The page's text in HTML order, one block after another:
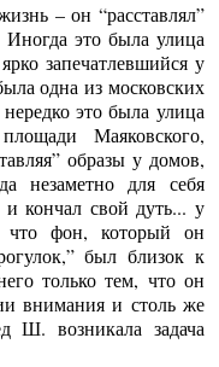
– он “расставлял”
Иногда это была улица
запечатлевшийся у
одна из московских
это была улица
Маяковского,
образы у домов,
незаметно для себя
кончал свой дуть... у
что фон, который он
был близок к
только тем, что он
внимания и столь же
Ш. возникала задача